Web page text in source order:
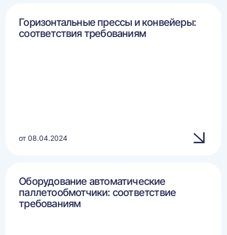
Горизонтальные прессы и конвейеры:
соответствия требованиям
от 08.04.2024
Оборудование автоматические
паллетообмотчики: соответствие
требованиям